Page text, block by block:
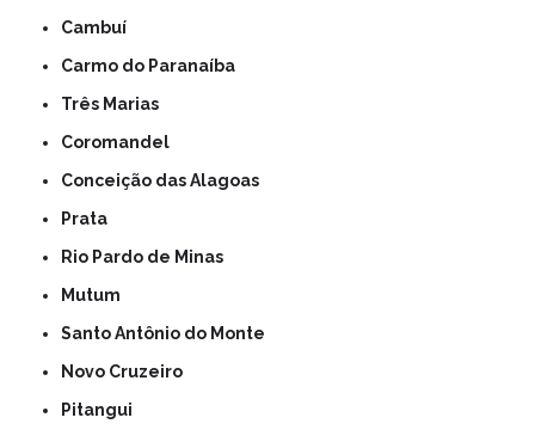
Cambuí
Carmo do Paranaíba
Três Marias
Coromandel
Conceição das Alagoas
Prata
Rio Pardo de Minas
Mutum
Santo Antônio do Monte
Novo Cruzeiro
Pitangui